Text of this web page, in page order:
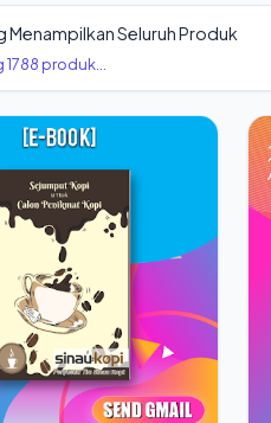
Menampilkan Seluruh Produk
produk...